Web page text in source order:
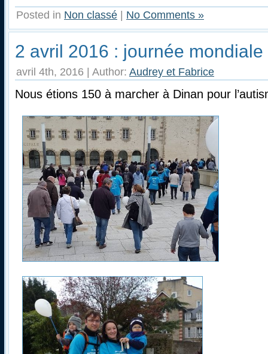
Posted in Non classé | No Comments »
2 avril 2016 : journée mondiale
avril 4th, 2016 | Author: Audrey et Fabrice
Nous étions 150 à marcher à Dinan pour